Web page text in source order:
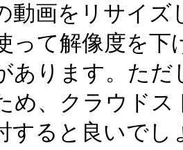
動画をリサイ
って解像度を
あります。た
め、クラウド
すると良いでし